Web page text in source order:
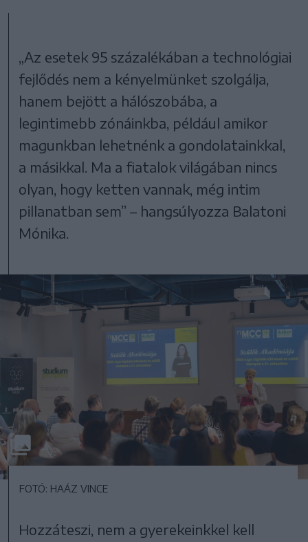
„Az esetek 95 százalékában a technológiai
fejlődés nem a kényelmünket szolgálja,
hanem bejött a hálószobába, a
legintimebb zónáinkba, például amikor
magunkban lehetnénk a gondolatainkkal,
a másikkal. Ma a fiatalok világában nincs
olyan, hogy ketten vannak, még intim
pillanatban sem” – hangsúlyozza Balatoni
Mónika.
FOTÓ: HAÁZ VINCE
Hozzáteszi, nem a gyerekeinkkel kell